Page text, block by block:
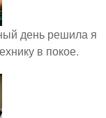
день решила я
в покое.